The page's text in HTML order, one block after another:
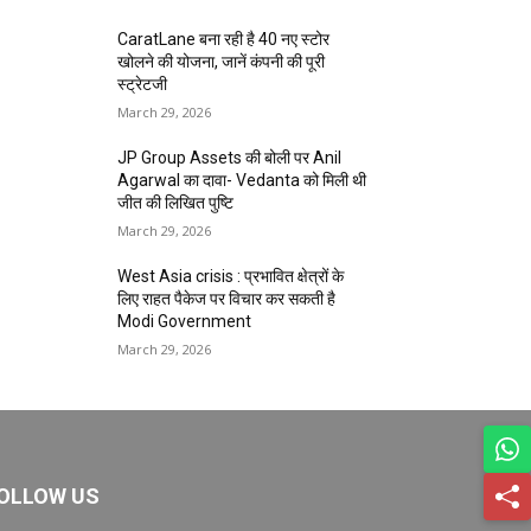
CaratLane बना रही है 40 नए स्टोर
खोलने की योजना, जानें कंपनी की पूरी
स्ट्रेटजी
March 29, 2026
JP Group Assets की बोली पर Anil
Agarwal का दावा- Vedanta को मिली थी
जीत की लिखित पुष्टि
March 29, 2026
West Asia crisis : प्रभावित क्षेत्रों के
लिए राहत पैकेज पर विचार कर सकती है
Modi Government
March 29, 2026
US